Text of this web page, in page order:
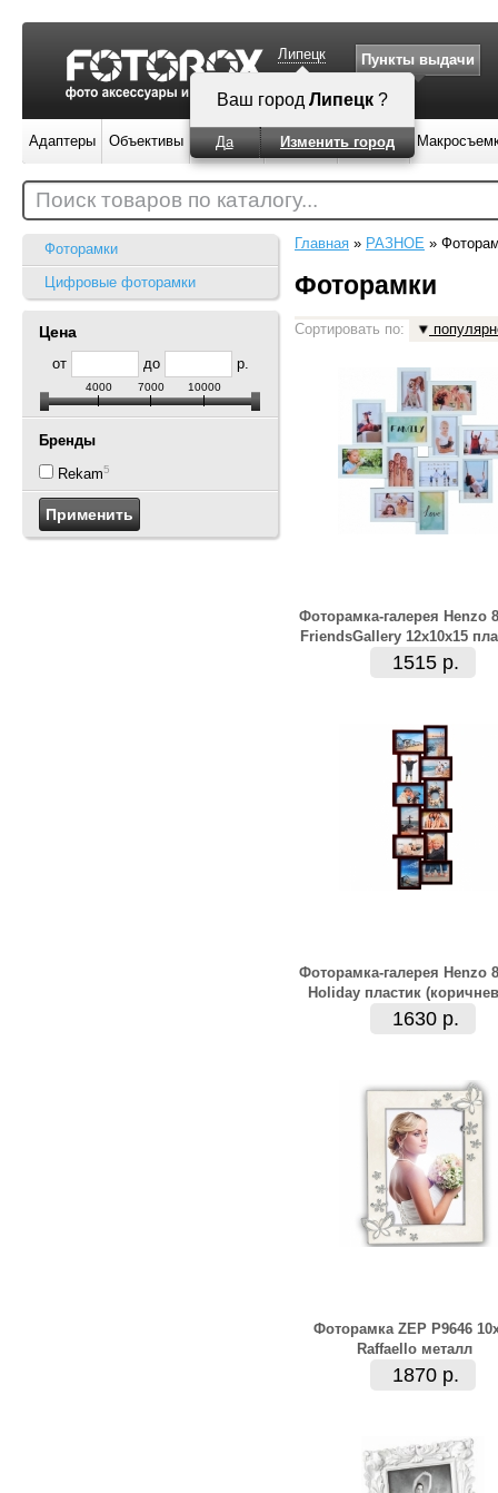
Фоторамки
Цифровые фоторамки
Цена
от до р.
4000 7000 10000
Бренды
Rekam5
Главная » РАЗНОЕ »
Фоторамки
Сортировать по:
Фоторамка-галерея Henzo
FriendsGallery 12х10х15
1515 р.
Фоторамка-галерея Henzo
Holiday пластик
1630 р.
Фоторамка ZEP P9646
Raffaello металл
1870 р.
Липецк
Ваш город Липецк?
Да Изменить город
Пункты выдачи
Адаптеры Объективы Вспышки Штативы Фильтры
Поиск товаров по каталогу...